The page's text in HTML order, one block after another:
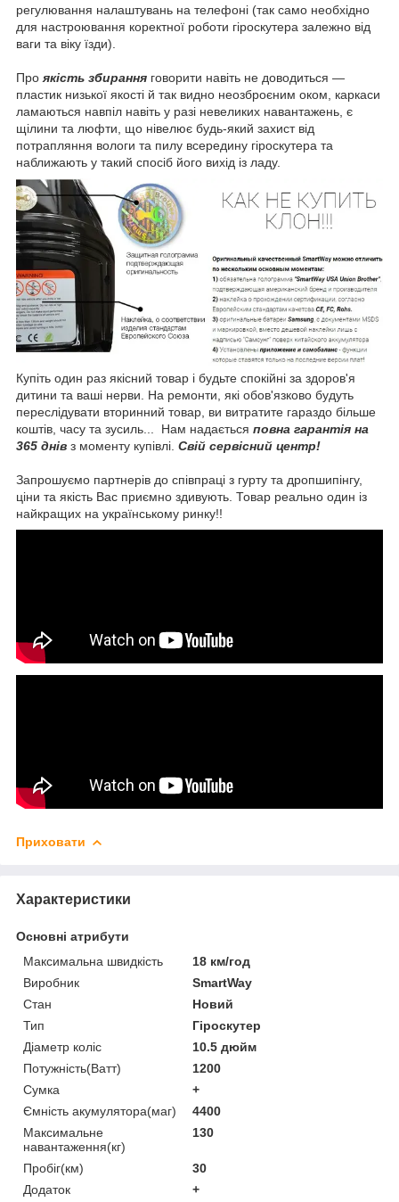
регулювання налаштувань на телефоні (так само необхідно
для настроювання коректної роботи гіроскутера залежно від
ваги та віку їзди).
Проякість збирання говорити навіть не доводиться —
пластик низької якості й так видно неозброєним оком, каркаси
ламаються навпіл навіть у разі невеликих навантажень, є
щілини та люфти, що нівелює будь-який захист від
потрапляння вологи та пилу всередину гіроскутера та
наближають у такий спосіб його вихід із ладу.
Купіть один раз якісний товар і будьте спокійні за здоров'я
дитини та ваші нерви. На ремонти, які обов'язково будуть
переслідувати вторинний товар, ви витратите гараздо більше
коштів, часу та зусиль... Нам надається повна гарантія на
365 днів з моменту купівлі. Свій сервісний центр!
Запрошуємо партнерів до співпраці з гурту та дропшипінгу,
ціни та якість Вас приємно здивують. Товар реально один із
найкращих на українському ринку!!
Приховати
Характеристики
Основні атрибути
Максимальна швидкість
18 км/год
Виробник
SmartWay
Стан
Новий
Тип
Гіроскутер
Діаметр коліс
10.5 дюйм
Потужність(Ватт)
1200
Сумка
+
Ємність акумулятора(маг)
4400
Максимальне
навантаження(кг)
130
Пробіг(км)
30
Додаток
+